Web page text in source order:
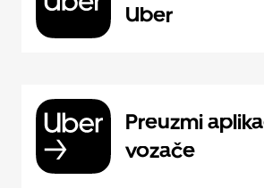
Uber
Preuzmi
vozače